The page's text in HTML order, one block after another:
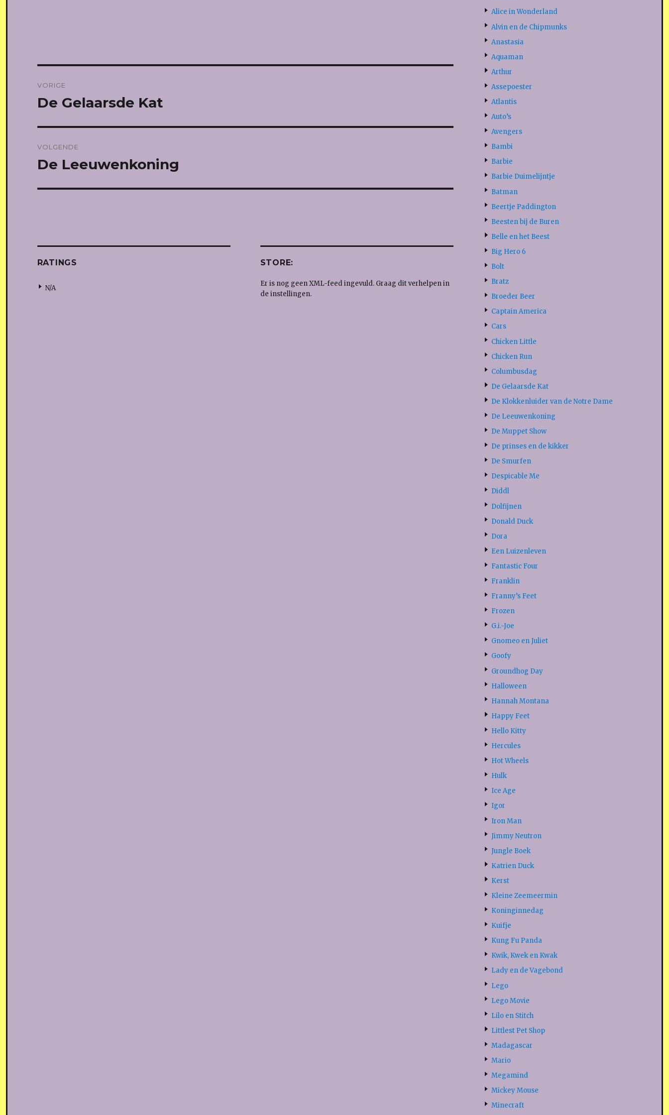
navigatie
VORIGE
Vorig
De Gelaarsde Kat
VOLGENDE
Volgend
De Leeuwenkoning
RATINGS
N/A
STORE:
Er is nog geen XML-feed ingevuld. Graag dit verhelpen in
de instellingen.
Alice in Wonderland
Alvin en de Chipmunks
Anastasia
Aquaman
Arthur
Assepoester
Atlantis
Auto’s
Avengers
Bambi
Barbie
Barbie Duimelijntje
Batman
Beertje Paddington
Beesten bij de Buren
Belle en het Beest
Big Hero 6
Bolt
Bratz
Broeder Beer
Captain America
Cars
Chicken Little
Chicken Run
Columbusdag
De Gelaarsde Kat
De Klokkenluider van de Notre Dame
De Leeuwenkoning
De Muppet Show
De prinses en de kikker
De Smurfen
Despicable Me
Diddl
Dolfijnen
Donald Duck
Dora
Een Luizenleven
Fantastic Four
Franklin
Franny’s Feet
Frozen
G.i.-Joe
Gnomeo en Juliet
Goofy
Groundhog Day
Halloween
Hannah Montana
Happy Feet
Hello Kitty
Hercules
Hot Wheels
Hulk
Ice Age
Igor
Iron Man
Jimmy Neutron
Jungle Boek
Katrien Duck
Kerst
Kleine Zeemeermin
Koninginnedag
Kuifje
Kung Fu Panda
Kwik, Kwek en Kwak
Lady en de Vagebond
Lego
Lego Movie
Lilo en Stitch
Littlest Pet Shop
Madagascar
Mario
Megamind
Mickey Mouse
Minecraft